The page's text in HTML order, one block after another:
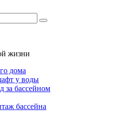
жизни
дома
у воды
за бассейном
бассейна